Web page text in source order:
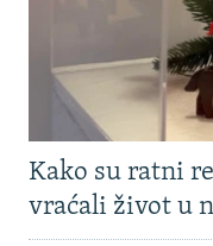
Kako su ratni
vraćali život u